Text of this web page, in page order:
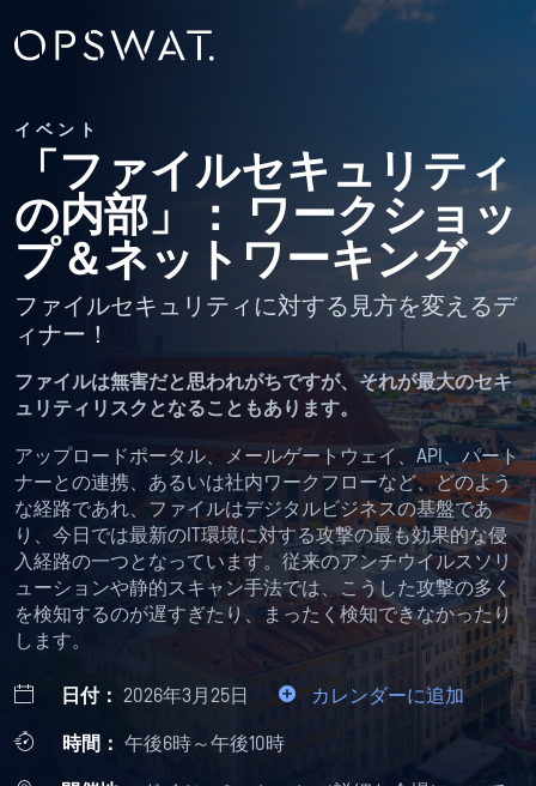
イベント
「ファイルセキュリティ
の内部」：
ワークショッ
プ＆ネットワーキング
ファイルセキュリティに対する見方を変えるデ
ィナー！
ファイルは無害だと思われがちですが、それが最大のセキ
ュリティリスクとなることもあります。
アップロードポータル、メールゲートウェイ、API、パート
ナーとの連携、あるいは社内ワークフローなど、どのよう
な経路であれ、ファイルはデジタルビジネスの基盤であ
り、今日では最新のIT環境に対する攻撃の最も効果的な侵
入経路の一つとなっています。従来のアンチウイルスソリ
ューションや静的スキャン手法では、こうした攻撃の多く
を検知するのが遅すぎたり、まったく検知できなかったり
します。
日付： 2026年3月25日 カレンダーに追加
時間： 午後6時～午後10時